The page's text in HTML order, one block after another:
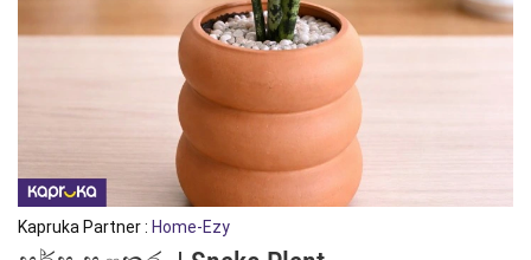
Kapruka Partner : Home-Ezy